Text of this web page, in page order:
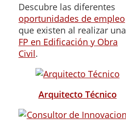
Descubre las diferentes
oportunidades de empleo
que existen al realizar una
FP en Edificación y Obra
Civil.
Arquitecto Técnico